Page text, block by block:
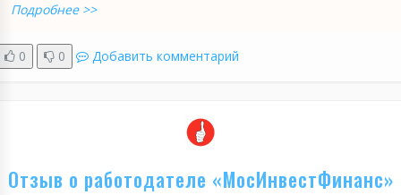
Подробнее >>
0 0 Добавить комментарий
Отзыв о работодателе «МосИнвестФинанс»